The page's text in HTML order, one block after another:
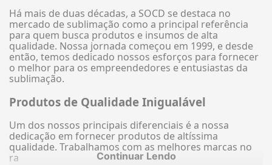
Há mais de duas décadas, a SOCD se destaca no
mercado de sublimação como a principal referência
para quem busca produtos e insumos de alta
qualidade. Nossa jornada começou em 1999, e desde
então, temos dedicado nossos esforços para fornecer
o melhor para os empreendedores e entusiastas da
sublimação.
Produtos de Qualidade Inigualável
Um dos nossos principais diferenciais é a nossa
dedicação em fornecer produtos de altíssima
qualidade. Trabalhamos com as melhores marcas no
ra
Continuar Lendo